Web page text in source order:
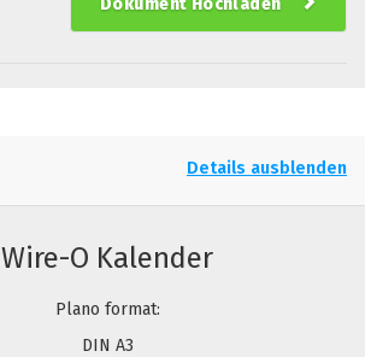
Dokument Hochladen
Details ausblenden
Wire-O Kalender
Plano format:
DIN A3